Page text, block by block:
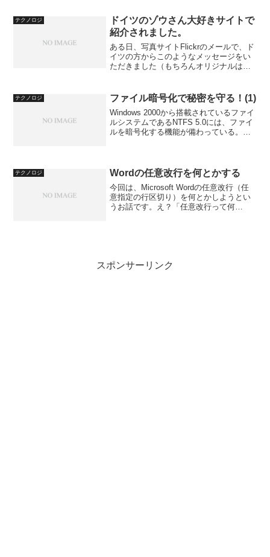
テクノロジ
ドイツのゾウさん大好きサイトで
紹介されました。
ある日、写真サイトFlickrのメールで、ド
イツの方からこのようなメッセージをい
ただきました（もちろんオリジナルは英
用です）で写真を紹介させてください。
私は偉大な象好き...
テクノロジ ファイル暗号化で秘密を守る！(1)
Windows 2000から搭載されているファイ
ルシステムであるNTFS 5.0には、ファイ
ルを暗号化する機能が備わっている。も
テクノロジ Wordの任意改行を何とかする
今回は、Microsoft Wordの任意改行（任
意指定の行区切り）を何とかしようとい
うお話です。え？「任意改行って何
スポンサーリンク